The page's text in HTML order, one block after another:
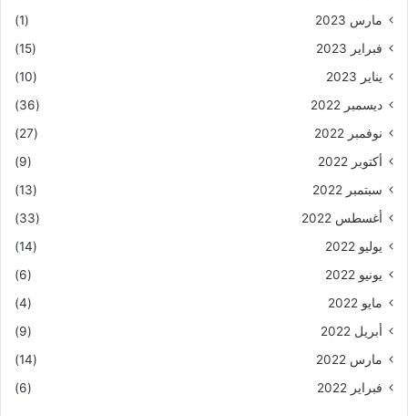
مارس 2023
(1)
فبراير 2023
(15)
يناير 2023
(10)
ديسمبر 2022
(36)
نوفمبر 2022
(27)
أكتوبر 2022
(9)
سبتمبر 2022
(13)
أغسطس 2022
(33)
يوليو 2022
(14)
يونيو 2022
(6)
مايو 2022
(4)
أبريل 2022
(9)
مارس 2022
(14)
فبراير 2022
(6)